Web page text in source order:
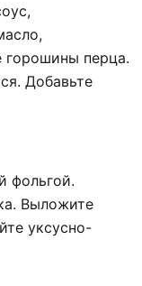
горошины перца.
Добавьте
фольгой.
Выложите
уксусно-